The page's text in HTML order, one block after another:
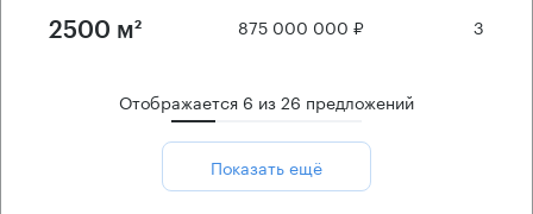
2500 м² 875 000 000 ₽ 3
Отображается 6 из26 предложений
Показать ещё